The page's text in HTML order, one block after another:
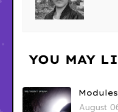
YOU MAY
August